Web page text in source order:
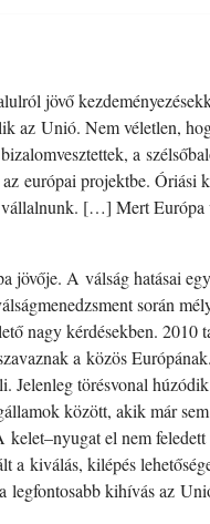
jövő
az Unió. Nem véletlen,
a
európai projektbe.
[…] Mert
A válság hatásai
során
nagy kérdésekben. 2010
a közös Európának.
Jelenleg törésvonal
között, akik már
el nem
a kiválás, kilépés
legfontosabb kihívás az